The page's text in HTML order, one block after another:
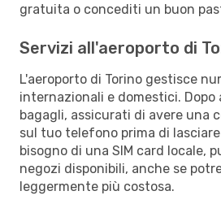
gratuita o concediti un buon
Servizi all'aeroporto di
L'aeroporto di Torino gestisce
internazionali e domestici. Dopo
bagagli, assicurati di avere una
sul tuo telefono prima di
bisogno di una SIM card locale,
negozi disponibili, anche se
leggermente più costosa.